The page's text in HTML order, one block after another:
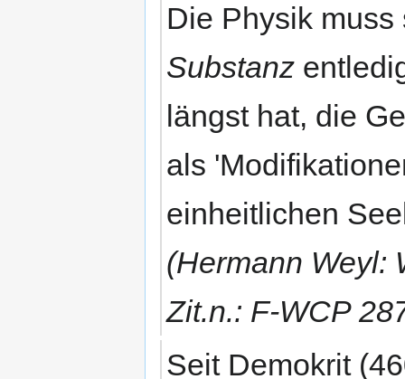
Die Physik
Substanz
längst hat, die
als
einheitlichen
(Hermann Weyl:
Zit.n.: F-WCP
Seit Demokrit